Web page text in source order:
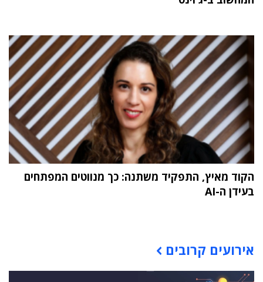
הקוד מאיץ, התפקיד משתנה: כך מנווטים המפתחים
בעידן ה-AI
אירועים קרובים